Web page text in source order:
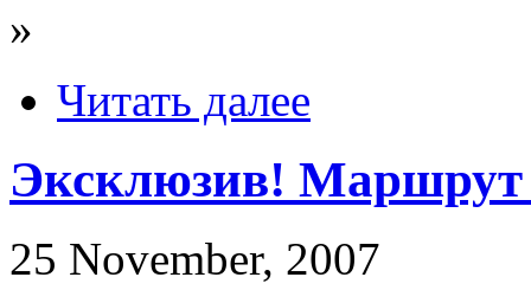
»
Читать далее
Эксклюзив! Маршрут
25 November, 2007